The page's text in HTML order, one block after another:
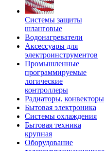
Системы защиты
шланговые
Водонагреватели
Аксессуары для
электроинструментов
Промышленные
программируемые
логические
контроллеры
Радиаторы, конвекторы
Бытовая электроника
Системы охлаждения
Бытовая техника
крупная
Оборудование